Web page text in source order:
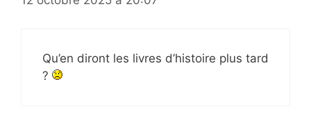
Qu’en diront les livres d’histoire plus tard
?